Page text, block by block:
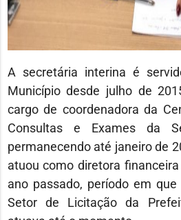
A secretária interina é
Município desde julho de
cargo de coordenadora da
Consultas e Exames da
permanecendo até janeiro de
atuou como diretora
ano passado, período em
Setor de Licitação da